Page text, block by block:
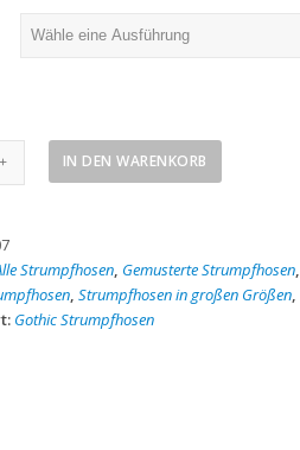
IN DEN WARENKORB
Strumpfhosen, Gemusterte Strumpfhosen,
, Strumpfhosen in großen Größen,
Gothic Strumpfhosen